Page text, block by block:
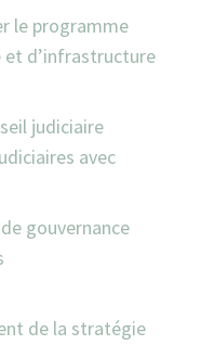
le programme
d’infrastructure
judiciaire
avec
gouvernance
de la stratégie